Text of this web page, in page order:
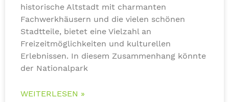
historische Altstadt mit charmanten
Fachwerkhäusern und die vielen schönen
Stadtteile, bietet eine Vielzahl an
Freizeitmöglichkeiten und kulturellen
Erlebnissen. In diesem Zusammenhang könnte
der Nationalpark
WEITERLESEN »